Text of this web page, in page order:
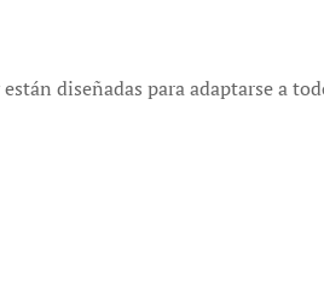
diseñadas para adaptarse a